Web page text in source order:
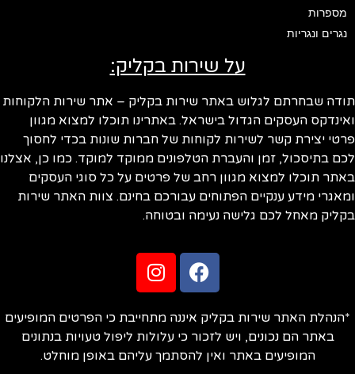
מספרות
נגרים ונגריות
על שירות בקליק:
שבחרתם לגלוש באתר שירות בקליק – אתר שירות הלקוחות
העסקים הגדול בישראל. באתרינו תוכלו למצוא מגוון
יצירת קשר לשירות לקוחות של חברות שונות בכדי לחסוך
בתיסכול, זמן והעברת הטלפונים ממוקד למוקד. כמו כן, אצלנו
תוכלו למצוא מגוון רחב של פרטים על כל סוגי העסקים
מידע ענקיים הפתוחים עבורכם בחינם. צוות האתר שירות
מאחל לכם גלישה נעימה ובטוחה.
האתר שירות בקליק איננה מתחייבת כי הפרטים המופיעים
באתר הם נכונים, ויש לזכור כי עלולות ליפול טעויות בנתונים
המופיעים באתר ואין להסתמך עליהם באופן מוחלט.